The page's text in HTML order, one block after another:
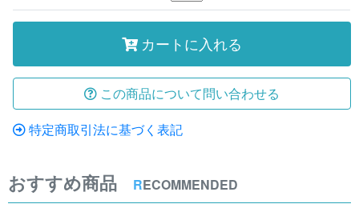
カートに入れる
この商品について問い合わせる
特定商取引法に基づく表記
おすすめ商品 RECOMMENDED